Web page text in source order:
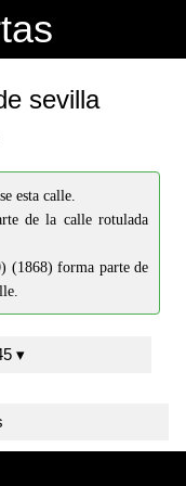
sevilla
esta calle.
de la calle rotulada
(1868) forma parte de
Moreno y Gálvez, J.M. Sevilla 1845 ▾